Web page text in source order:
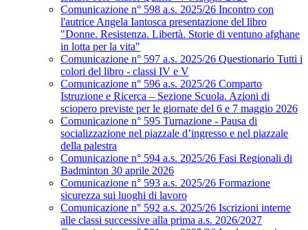
Comunicazione n° 598 a.s. 2025/26 Incontro con
l'autrice Angela Iantosca presentazione del libro
"Donne. Resistenza. Libertà. Storie di ventuno afghane
in lotta per la vita"
Comunicazione n° 597 a.s. 2025/26 Questionario Tutti i
colori del libro - classi IV e V
Comunicazione n° 596 a.s. 2025/26 Comparto
Istruzione e Ricerca – Sezione Scuola. Azioni di
sciopero previste per le giornate del 6 e 7 maggio 2026
Comunicazione n° 595 Turnazione - Pausa di
socializzazione nel piazzale d’ingresso e nel piazzale
della palestra
Comunicazione n° 594 a.s. 2025/26 Fasi Regionali di
Badminton 30 aprile 2026
Comunicazione n° 593 a.s. 2025/26 Formazione
sicurezza sui luoghi di lavoro
Comunicazione n° 592 a.s. 2025/26 Iscrizioni interne
alle classi successive alla prima a.s. 2026/2027